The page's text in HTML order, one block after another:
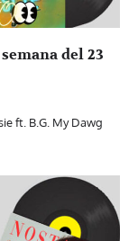
del 23
ft. B.G. My Dawg